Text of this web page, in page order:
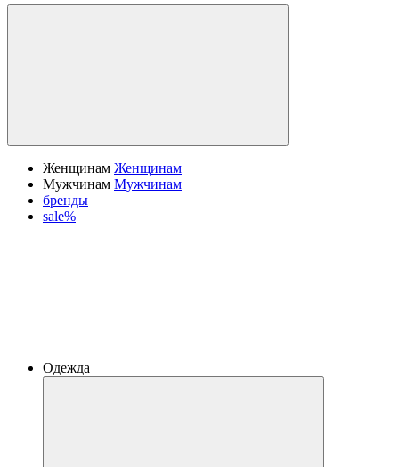
Женщинам Женщинам
Мужчинам Мужчинам
бренды
sale%
Одежда